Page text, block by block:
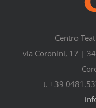
Centro
via Coronini, 17 |
t. +39